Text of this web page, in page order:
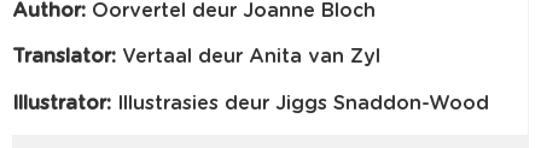
Author: Oorvertel deur Joanne Bloch
Translator: Vertaal deur Anita van Zyl
Illustrator: Illustrasies deur Jiggs Snaddon-Wood